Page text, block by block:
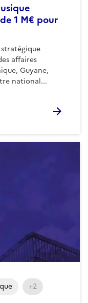
1 M€ pour
affaires
Guyane,
national...
+2